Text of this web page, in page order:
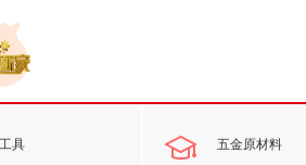
具
五金原材料